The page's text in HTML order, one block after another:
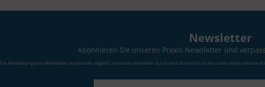
Newsletter
Abonnieren Sie unseren Praxis-Newsletter und
Die Abmeldung vom Newsletter ist jederzeit möglich und kann entweder durch eine Nachricht an die unten beschriebene